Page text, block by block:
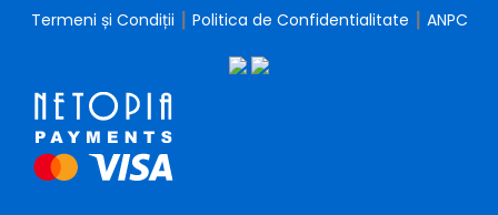
Termeni și Condiții Politica de Confidentialitate ANPC